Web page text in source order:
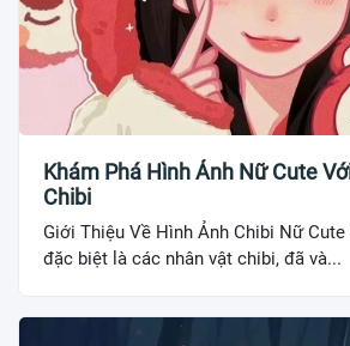
Khám Phá Hình Ảnh Nữ Cute
Chibi
Giới Thiệu Về Hình Ảnh Chibi Nữ
đặc biệt là các nhân vật chibi, đã và...